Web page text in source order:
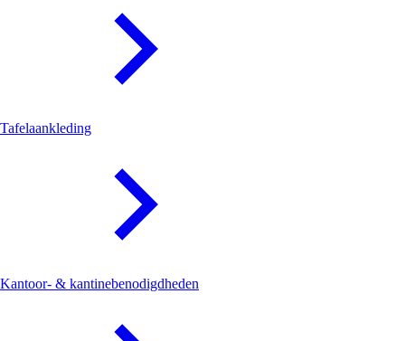
Tafelaankleding
Kantoor- & kantinebenodigdheden